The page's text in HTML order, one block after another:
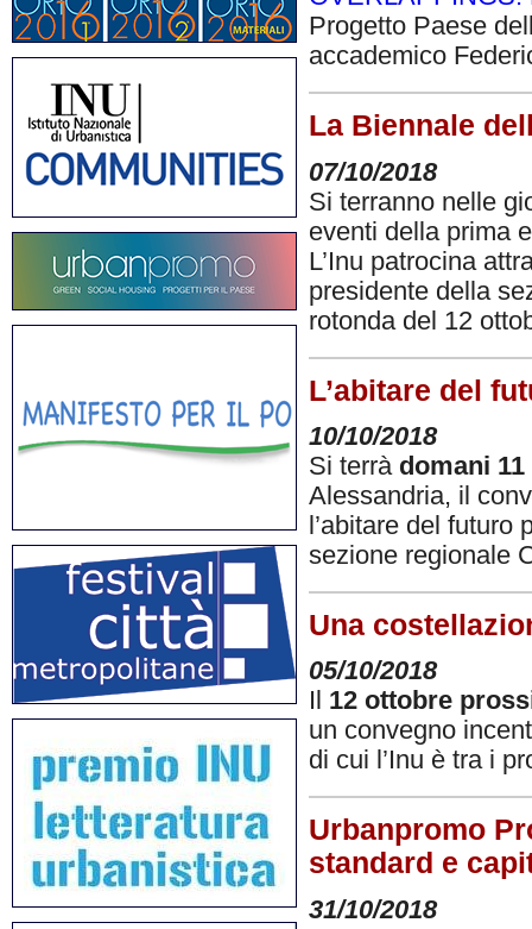
Progetto Paese
accademico
La Biennale
07/10/2018
Si terranno nelle
eventi della prima
L’Inu patrocina
presidente della
rotonda del 12
L’abitare del
10/10/2018
Si terrà domani
Alessandria, il
l’abitare del futuro
sezione regionale
Una
05/10/2018
Il 12 ottobre
un convegno
di cui l’Inu è tra i
Urbanpromo
standard e
31/10/2018